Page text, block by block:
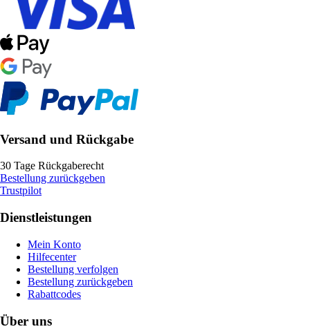
Versand und Rückgabe
30 Tage Rückgaberecht
Bestellung zurückgeben
Trustpilot
Dienstleistungen
Mein Konto
Hilfecenter
Bestellung verfolgen
Bestellung zurückgeben
Rabattcodes
Über uns